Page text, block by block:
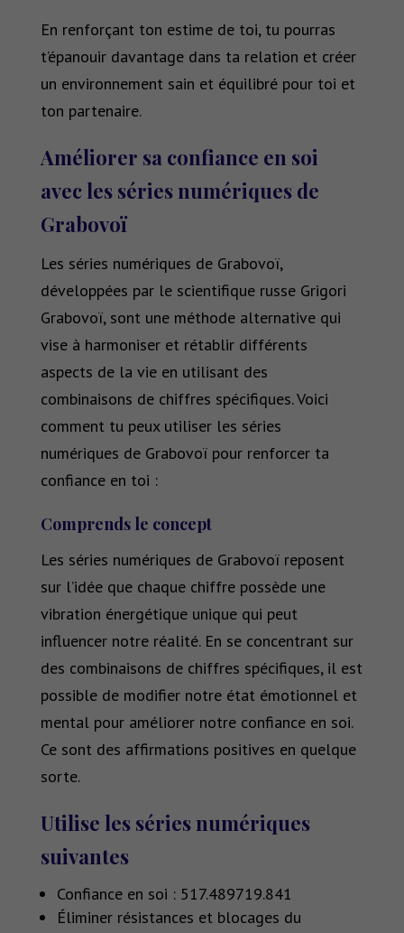
En renforçant ton estime de toi, tu pourras
t’épanouir davantage dans ta relation et créer
un environnement sain et équilibré pour toi et
ton partenaire.
Améliorer sa confiance en soi
avec les séries numériques de
Grabovoï
Les séries numériques de Grabovoï,
développées par le scientifique russe Grigori
Grabovoï, sont une méthode alternative qui
vise à harmoniser et rétablir différents
aspects de la vie en utilisant des
combinaisons de chiffres spécifiques. Voici
comment tu peux utiliser les séries
numériques de Grabovoï pour renforcer ta
confiance en toi :
Comprends le concept
Les séries numériques de Grabovoï reposent
sur l’idée que chaque chiffre possède une
vibration énergétique unique qui peut
influencer notre réalité. En se concentrant sur
des combinaisons de chiffres spécifiques, il est
possible de modifier notre état émotionnel et
mental pour améliorer notre confiance en soi.
Ce sont des affirmations positives en quelque
sorte.
Utilise les séries numériques
suivantes
Confiance en soi : 517.489719.841
Éliminer résistances et blocages du